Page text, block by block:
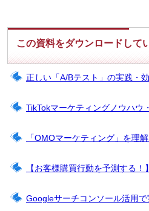
この資料をダウンロードして
正しい「A/Bテスト」の実践・
TikTokマーケティングノウハウ
「OMOマーケティング」を理
【お客様購買行動を予測する
Googleサーチコンソール活用